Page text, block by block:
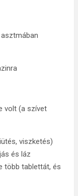
volt (a szívet
viszketés)
és láz
több tablettát, és